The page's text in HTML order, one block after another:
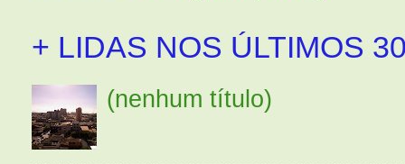
+ LIDAS NOS ÚLTIMOS
(nenhum título)